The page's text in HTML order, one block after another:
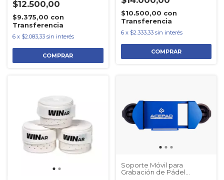
$12.500,00
$9.375,00 con
Transferencia
6 x $2.083,33 sin interés
$10.500,00 con
Transferencia
6 x $2.333,33 sin interés
Soporte Móvil para
Grabación de Pádel